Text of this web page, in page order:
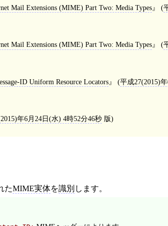
Mail Extensions (MIME) Part Two: Media Types (
Mail Extensions (MIME) Part Two: Media Types (
ID Uniform Resource Locators (平成27(2015)
年6月24日(水) 4時52分46秒版)
たMIME実体を識別 します。